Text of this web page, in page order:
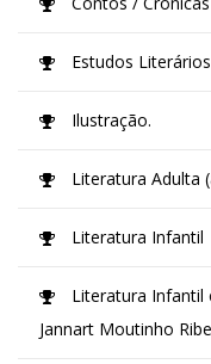
Estudos
Ilustração.
Literatura Adulta
Literatura Infantil
Literatura Infantil
Jannart Moutinho